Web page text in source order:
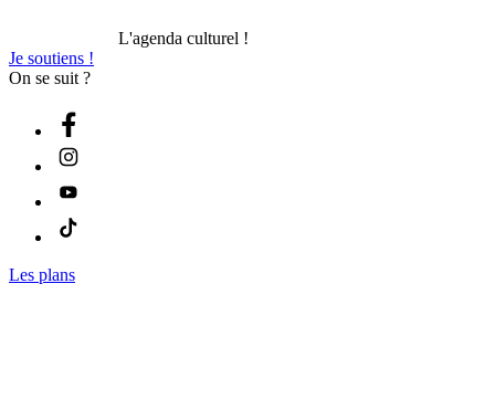
L'agenda culturel !
Je soutiens !
On se suit ?
Les plans